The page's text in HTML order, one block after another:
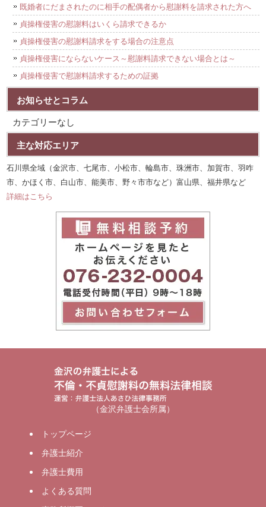
既婚者にだまされたのに相手の配偶者から慰謝料を請求された方へ
貞操権侵害の慰謝料はいくら請求できるか
貞操権侵害の慰謝料請求をする場合の注意点
貞操権侵害にならないケース～慰謝料請求できない場合とは～
貞操権侵害で慰謝料請求するための証拠
お知らせとコラム
カテゴリーなし
主な対応エリア
石川県全域（金沢市、七尾市、小松市、輪島市、珠洲市、加賀市、羽咋
市、かほく市、白山市、能美市、野々市市など）富山県、福井県など
詳細はこちら
（金沢弁護士会所属）
トップページ
弁護士紹介
弁護士費用
よくある質問